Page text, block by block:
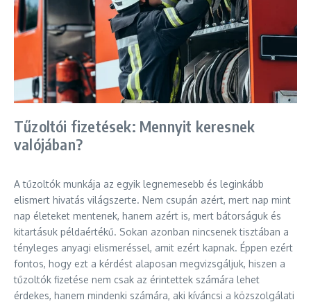
Tűzoltói fizetések: Mennyit keresnek
valójában?
A tűzoltók munkája az egyik legnemesebb és leginkább
elismert hivatás világszerte. Nem csupán azért, mert nap mint
nap életeket mentenek, hanem azért is, mert bátorságuk és
kitartásuk példaértékű. Sokan azonban nincsenek tisztában a
tényleges anyagi elismeréssel, amit ezért kapnak. Éppen ezért
fontos, hogy ezt a kérdést alaposan megvizsgáljuk, hiszen a
tűzoltók fizetése nem csak az érintettek számára lehet
érdekes, hanem mindenki számára, aki kíváncsi a közszolgálati